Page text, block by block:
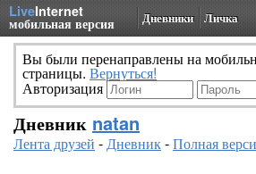
LiveInternet
мобильная версия Дневники Личка
Вы были перенаправлены на
страницы. Вернуться!
Авторизация
Дневник natan
Лента друзей -Дневник-Полная